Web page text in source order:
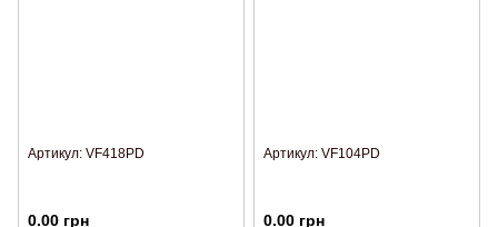
Артикул: VF418PD
0.00 грн
Артикул: VF104PD
0.00 грн